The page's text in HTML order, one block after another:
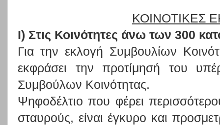
ΚΟΙΝΟΤΙΚΕΣ
I) Στις Κοινότητες άνω των 300
Για την εκλογή Συμβουλίων
εκφράσει την προτίμησή του
Συμβούλων Κοινότητας.
Ψηφοδέλτιο που φέρει
σταυρούς, είναι έγκυρο και